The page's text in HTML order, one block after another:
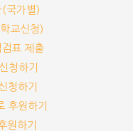
국가별)
교신청)
표 제출
청하기
청하기
후원하기
원하기